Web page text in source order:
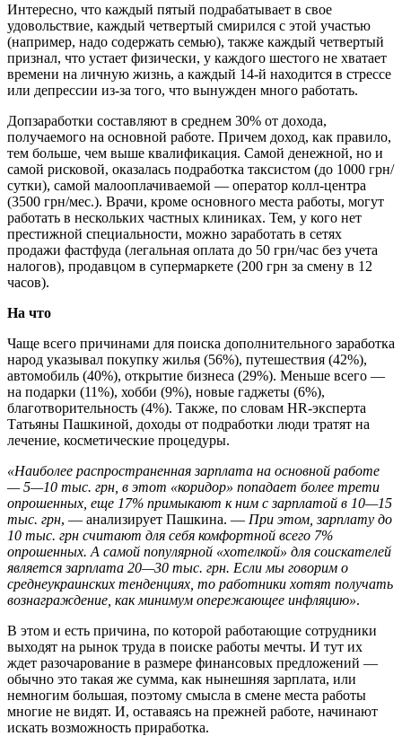
Интересно, что каждый пятый подрабатывает в свое
удовольствие, каждый четвертый смирился с этой участью
(например, надо содержать семью), также каждый четвертый
признал, что устает физически, у каждого шестого не хватает
времени на личную жизнь, а каждый 14-й находится в стрессе
или депрессии из-за того, что вынужден много работать.
Допзаработки составляют в среднем 30% от дохода,
получаемого на основной работе. Причем доход, как правило,
тем больше, чем выше квалификация. Самой денежной, но и
самой рисковой, оказалась подработка таксистом (до 1000 грн/
сутки), самой малооплачиваемой — оператор колл-центра
(3500 грн/мес.). Врачи, кроме основного места работы, могут
работать в нескольких частных клиниках. Тем, у кого нет
престижной специальности, можно заработать в сетях
продажи фастфуда (легальная оплата до 50 грн/час без учета
налогов), продавцом в супермаркете (200 грн за смену в 12
часов).
На что
Чаще всего причинами для поиска дополнительного заработка
народ указывал покупку жилья (56%), путешествия (42%),
автомобиль (40%), открытие бизнеса (29%). Меньше всего —
на подарки (11%), хобби (9%), новые гаджеты (6%),
благотворительность (4%). Также, по словам HR-эксперта
Татьяны Пашкиной, доходы от подработки люди тратят на
лечение, косметические процедуры.
«Наиболее распространенная зарплата на основной работе
— 5—10 тыс. грн, в этот «коридор» попадает более трети
опрошенных, еще 17% примыкают к ним с зарплатой в 10—15
тыс. грн, — анализирует Пашкина. — При этом, зарплату до
10 тыс. грн считают для себя комфортной всего 7%
опрошенных. А самой популярной «хотелкой» для соискателей
является зарплата 20—30 тыс. грн. Если мы говорим о
среднеукраинских тенденциях, то работники хотят получать
вознаграждение, как минимум опережающее инфляцию».
В этом и есть причина, по которой работающие сотрудники
выходят на рынок труда в поиске работы мечты. И тут их
ждет разочарование в размере финансовых предложений —
обычно это такая же сумма, как нынешняя зарплата, или
немногим большая, поэтому смысла в смене места работы
многие не видят. И, оставаясь на прежней работе, начинают
искать возможность приработка.